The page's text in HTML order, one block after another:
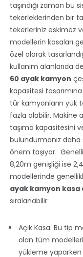
taşındığı zaman bu
tekerleklerinden bir
tekerleriniz eskimez
modellerin kasaları
özel olarak
kullanım alanlarıda
60 ayak kamyon
kapasitesi
tür kamyonların yük
fazla olabilir. Makine
taşıma kapasitesini
bulundurmanız daha
önem taşıyor.
8,20m genişliği ise
modellerinde
ayak kamyon kasa
sıralanabilir:
Açık Kasa: Bu tip
olan tüm
yükleme yaparken